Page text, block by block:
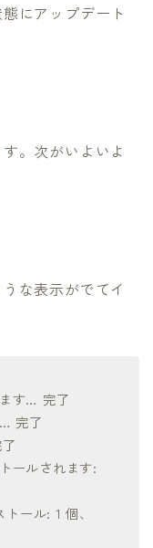
にアップデート
。次がいよいよ
な表示がでてイ
す… 完了
完了
ールされます:
ール: 1 個、